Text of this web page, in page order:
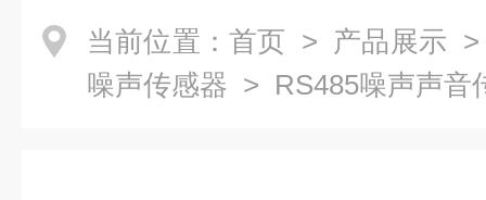
当前位置： 首页 > 产品展示
噪声传感器 > RS485噪声声音